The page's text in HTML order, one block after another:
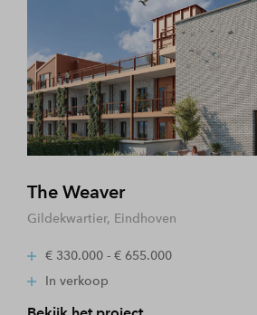
The Weaver
Gildekwartier, Eindhoven
€ 330.000 - € 655.000
In verkoop